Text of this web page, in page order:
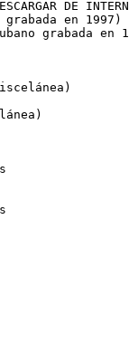
en 1997)
grabada en